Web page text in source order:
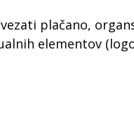
plačano,
elementov